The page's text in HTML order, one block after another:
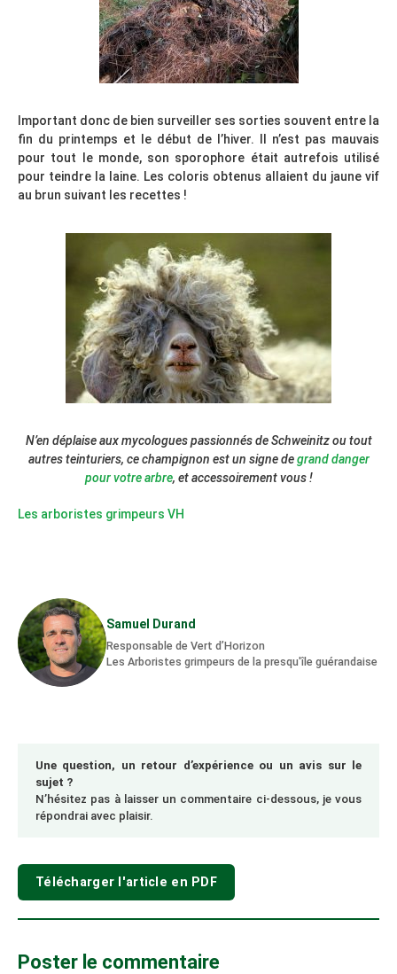
Important donc de bien surveiller ses sorties souvent entre la
fin du printemps et le début de l’hiver. Il n’est pas mauvais
pour tout le monde, son sporophore était autrefois utilisé
pour teindre la laine. Les coloris obtenus allaient du jaune vif
au brun suivant les recettes !
N’en déplaise aux mycologues passionnés de Schweinitz ou tout
autres teinturiers, ce champignon est un signe degrand danger
pour votre arbre, et accessoirement vous !
Les arboristes grimpeurs VH
Samuel Durand
Responsable de Vert d’Horizon
Les Arboristes grimpeurs de la presqu'île guérandaise
Une question, un retour d’expérience ou un avis sur le
sujet ?
N’hésitez pas à laisser un commentaire ci-dessous, je vous
répondrai avec plaisir.
Télécharger l'article en PDF
Poster le commentaire